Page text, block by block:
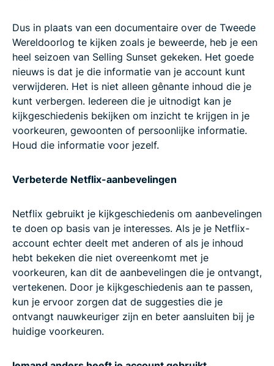
Dus in plaats van een documentaire over de Tweede
Wereldoorlog te kijken zoals je beweerde, heb je een
heel seizoen van Selling Sunset gekeken. Het goede
nieuws is dat je die informatie van je account kunt
verwijderen. Het is niet alleen gênante inhoud die je
kunt verbergen. Iedereen die je uitnodigt kan je
kijkgeschiedenis bekijken om inzicht te krijgen in je
voorkeuren, gewoonten of persoonlijke informatie.
Houd die informatie voor jezelf.
Verbeterde Netflix-aanbevelingen
Netflix gebruikt je kijkgeschiedenis om aanbevelingen
te doen op basis van je interesses. Als je je Netflix-
account echter deelt met anderen of als je inhoud
hebt bekeken die niet overeenkomt met je
voorkeuren, kan dit de aanbevelingen die je ontvangt,
vertekenen. Door je kijkgeschiedenis aan te passen,
kun je ervoor zorgen dat de suggesties die je
ontvangt nauwkeuriger zijn en beter aansluiten bij je
huidige voorkeuren.